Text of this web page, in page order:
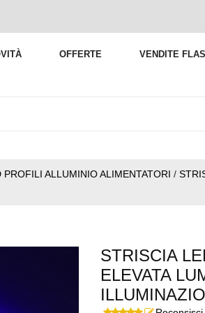
OFFERTE VENDITE
PROFILI ALLUMINIO ALIMENTATORI /
STRISCIA
ELEVATA